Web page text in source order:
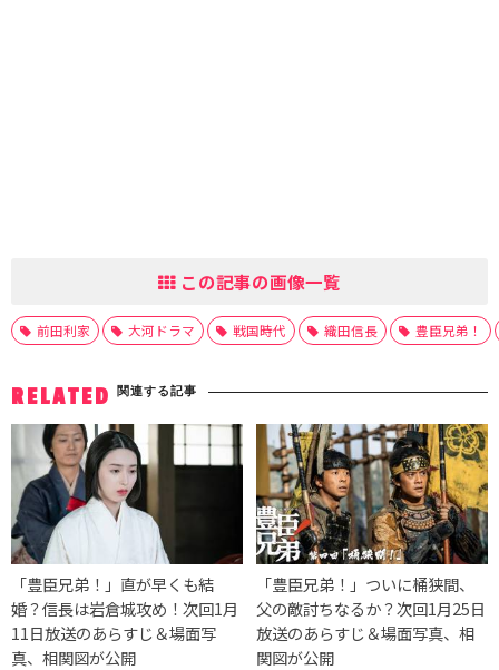
この記事の画像一覧
前田利家 大河ドラマ 戦国時代 織田信長 豊臣兄弟！
RELATED 関連する記事
「豊臣兄弟！」直が早くも結
婚？信長は岩倉城攻め！次回1月
11日放送のあらすじ＆場面写
真、相関図が公開
「豊臣兄弟！」ついに桶狭間、
父の敵討ちなるか？次回1月25日
放送のあらすじ＆場面写真、相
関図が公開